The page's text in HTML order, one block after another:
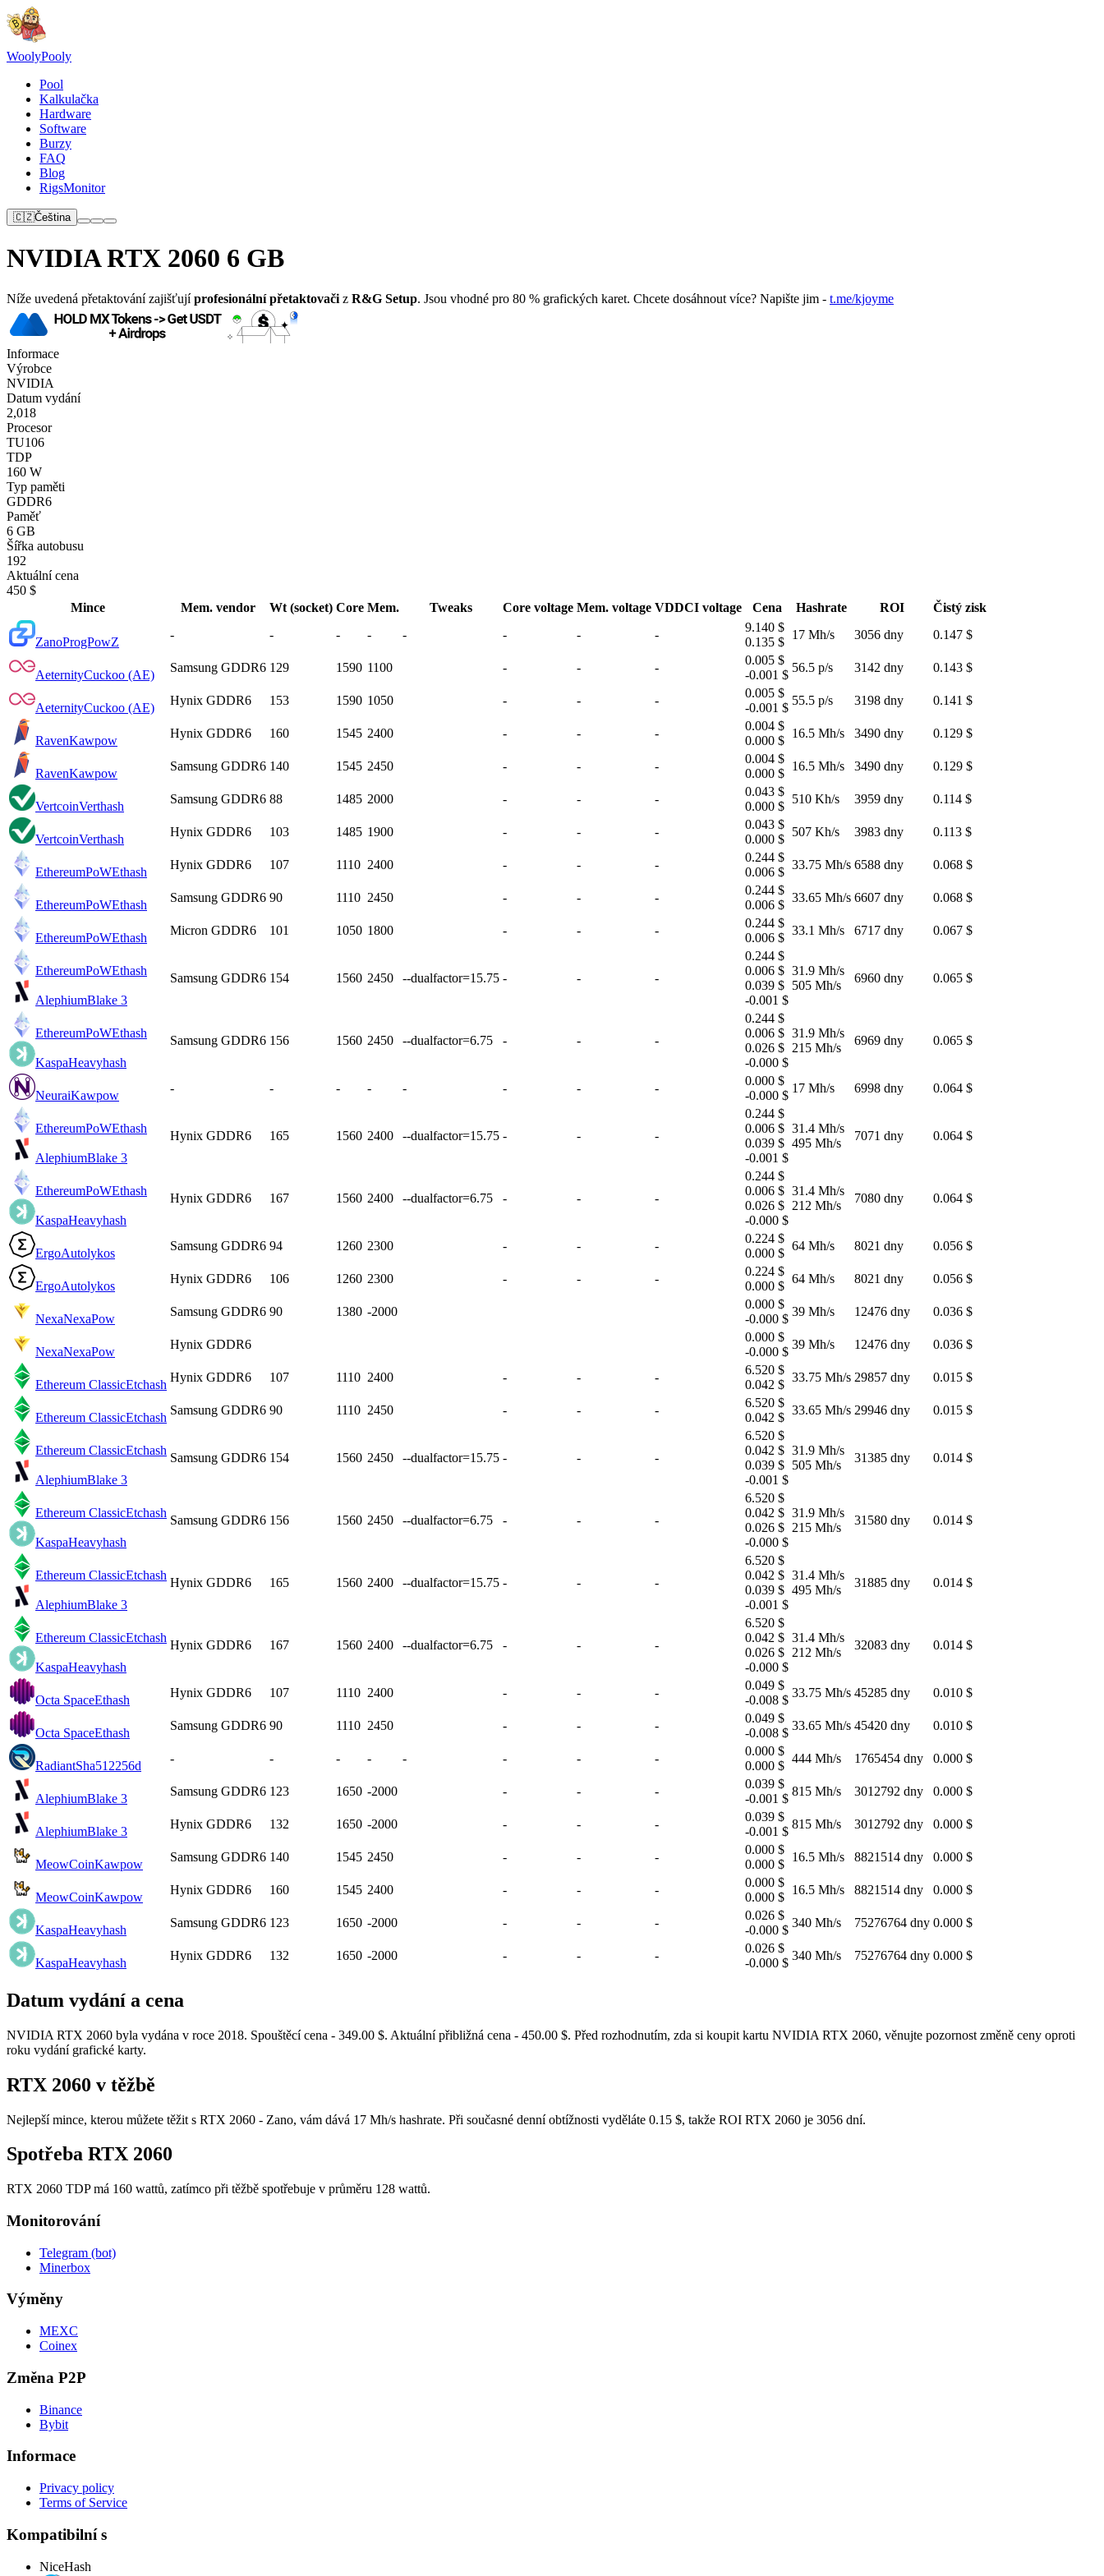
WoolyPooly
Pool
Kalkulačka
Hardware
Software
Burzy
FAQ
Blog
RigsMonitor
🇨🇿Čeština
NVIDIA RTX 2060 6 GB
Níže uvedená přetaktování zajišťujíprofesionální přetaktovači z R&G Setup. Jsou vhodné pro 80 % grafických karet. Chcete dosáhnout více? Napište jim - t.me/kjoyme
Informace
Výrobce
NVIDIA
Datum vydání
2,018
Procesor
TU106
TDP
160 W
Typ paměti
GDDR6
Paměť
6 GB
Šířka autobusu
192
Aktuální cena
450 $
Mince
Mem. vendor Wt (socket) Core Mem. Tweaks Core voltage Mem. voltage VDDCI voltage Cena Hashrate ROI Čistý zisk
ZanoProgPowZ
- - - - - - - -
9.140 $
0.135 $
17 Mh/s 3056 dny 0.147 $
AeternityCuckoo (AE)
Samsung GDDR6 129 1590 1100 - - -
0.005 $
-0.001 $
56.5 p/s 3142 dny 0.143 $
AeternityCuckoo (AE)
Hynix GDDR6 153 1590 1050 - - -
0.005 $
-0.001 $
55.5 p/s 3198 dny 0.141 $
RavenKawpow
Hynix GDDR6 160 1545 2400 - - -
0.004 $
0.000 $
16.5 Mh/s 3490 dny 0.129 $
RavenKawpow
Samsung GDDR6 140 1545 2450 - - -
0.004 $
0.000 $
16.5 Mh/s 3490 dny 0.129 $
VertcoinVerthash
Samsung GDDR6 88 1485 2000 - - -
0.043 $
0.000 $
510 Kh/s 3959 dny 0.114 $
VertcoinVerthash
Hynix GDDR6 103 1485 1900 - - -
0.043 $
0.000 $
507 Kh/s 3983 dny 0.113 $
EthereumPoWEthash
Hynix GDDR6 107 1110 2400 - - -
0.244 $
0.006 $
33.75 Mh/s 6588 dny 0.068 $
EthereumPoWEthash
Samsung GDDR6 90 1110 2450 - - -
0.244 $
0.006 $
33.65 Mh/s 6607 dny 0.068 $
EthereumPoWEthash
Micron GDDR6 101 1050 1800 - - -
0.244 $
0.006 $
33.1 Mh/s 6717 dny 0.067 $
EthereumPoWEthash
AlephiumBlake 3
Samsung GDDR6 154 1560 2450 --dualfactor=15.75 - - -
0.244 $
0.006 $
0.039 $
-0.001 $
31.9 Mh/s
505 Mh/s
6960 dny 0.065 $
EthereumPoWEthash
KaspaHeavyhash
Samsung GDDR6 156 1560 2450 --dualfactor=6.75 - - -
0.244 $
0.006 $
0.026 $
-0.000 $
31.9 Mh/s
215 Mh/s
6969 dny 0.065 $
NeuraiKawpow
- - - - - - - -
0.000 $
-0.000 $
17 Mh/s 6998 dny 0.064 $
EthereumPoWEthash
AlephiumBlake 3
Hynix GDDR6 165 1560 2400 --dualfactor=15.75 - - -
0.244 $
0.006 $
0.039 $
-0.001 $
31.4 Mh/s
495 Mh/s
7071 dny 0.064 $
EthereumPoWEthash
KaspaHeavyhash
Hynix GDDR6 167 1560 2400 --dualfactor=6.75 - - -
0.244 $
0.006 $
0.026 $
-0.000 $
31.4 Mh/s
212 Mh/s
7080 dny 0.064 $
ErgoAutolykos
Samsung GDDR6 94 1260 2300 - - -
0.224 $
0.000 $
64 Mh/s 8021 dny 0.056 $
ErgoAutolykos
Hynix GDDR6 106 1260 2300 - - -
0.224 $
0.000 $
64 Mh/s 8021 dny 0.056 $
NexaNexaPow
Samsung GDDR6 90 1380 -2000
0.000 $
-0.000 $
39 Mh/s 12476 dny 0.036 $
NexaNexaPow
Hynix GDDR6
0.000 $
-0.000 $
39 Mh/s 12476 dny 0.036 $
Ethereum ClassicEtchash
Hynix GDDR6 107 1110 2400 - - -
6.520 $
0.042 $
33.75 Mh/s 29857 dny 0.015 $
Ethereum ClassicEtchash
Samsung GDDR6 90 1110 2450 - - -
6.520 $
0.042 $
33.65 Mh/s 29946 dny 0.015 $
Ethereum ClassicEtchash
AlephiumBlake 3
Samsung GDDR6 154 1560 2450 --dualfactor=15.75 - - -
6.520 $
0.042 $
0.039 $
-0.001 $
31.9 Mh/s
505 Mh/s
31385 dny 0.014 $
Ethereum ClassicEtchash
KaspaHeavyhash
Samsung GDDR6 156 1560 2450 --dualfactor=6.75 - - -
6.520 $
0.042 $
0.026 $
-0.000 $
31.9 Mh/s
215 Mh/s
31580 dny 0.014 $
Ethereum ClassicEtchash
AlephiumBlake 3
Hynix GDDR6 165 1560 2400 --dualfactor=15.75 - - -
6.520 $
0.042 $
0.039 $
-0.001 $
31.4 Mh/s
495 Mh/s
31885 dny 0.014 $
Ethereum ClassicEtchash
KaspaHeavyhash
Hynix GDDR6 167 1560 2400 --dualfactor=6.75 - - -
6.520 $
0.042 $
0.026 $
-0.000 $
31.4 Mh/s
212 Mh/s
32083 dny 0.014 $
Octa SpaceEthash
Hynix GDDR6 107 1110 2400 - - -
0.049 $
-0.008 $
33.75 Mh/s 45285 dny 0.010 $
Octa SpaceEthash
Samsung GDDR6 90 1110 2450 - - -
0.049 $
-0.008 $
33.65 Mh/s 45420 dny 0.010 $
RadiantSha512256d
- - - - - - - -
0.000 $
0.000 $
444 Mh/s 1765454 dny 0.000 $
AlephiumBlake 3
Samsung GDDR6 123 1650 -2000 - - -
0.039 $
-0.001 $
815 Mh/s 3012792 dny 0.000 $
AlephiumBlake 3
Hynix GDDR6 132 1650 -2000 - - -
0.039 $
-0.001 $
815 Mh/s 3012792 dny 0.000 $
MeowCoinKawpow
Samsung GDDR6 140 1545 2450 - - -
0.000 $
0.000 $
16.5 Mh/s 8821514 dny 0.000 $
MeowCoinKawpow
Hynix GDDR6 160 1545 2400 - - -
0.000 $
0.000 $
16.5 Mh/s 8821514 dny 0.000 $
KaspaHeavyhash
Samsung GDDR6 123 1650 -2000 - - -
0.026 $
-0.000 $
340 Mh/s 75276764 dny 0.000 $
KaspaHeavyhash
Hynix GDDR6 132 1650 -2000 - - -
0.026 $
-0.000 $
340 Mh/s 75276764 dny 0.000 $
Datum vydání a cena
NVIDIA RTX 2060 byla vydána v roce 2018. Spouštěcí cena - 349.00 $. Aktuální přibližná cena - 450.00 $. Před rozhodnutím, zda si koupit kartu NVIDIA RTX 2060, věnujte pozornost změně ceny oproti
roku vydání grafické karty.
RTX 2060 v těžbě
Nejlepší mince, kterou můžete těžit s RTX 2060 - Zano, vám dává 17 Mh/s hashrate. Při současné denní obtížnosti vyděláte 0.15 $, takže ROI RTX 2060 je 3056 dní.
Spotřeba RTX 2060
RTX 2060 TDP má 160 wattů, zatímco při těžbě spotřebuje v průměru 128 wattů.
Monitorování
Telegram (bot)
Minerbox
Výměny
MEXC
Coinex
Změna P2P
Binance
Bybit
Informace
Privacy policy
Terms of Service
Kompatibilní s
NiceHash